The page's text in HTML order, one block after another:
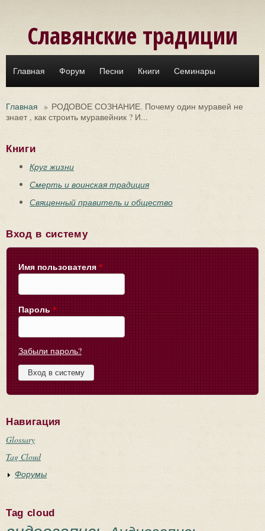
Славянские традиции
Главная Форум Песни Книги Семинары
Главная » РОДОВОЕ СОЗНАНИЕ. Почему один муравей не
знает , как строить муравейник ? И...
Книги
Круг жизни
Смерть и воинская традиция
Священный правитель и общество
Вход в систему
Имя пользователя *
Пароль *
Забыли пароль?
Навигация
Glossary
Tag Cloud
Форумы
Tag cloud